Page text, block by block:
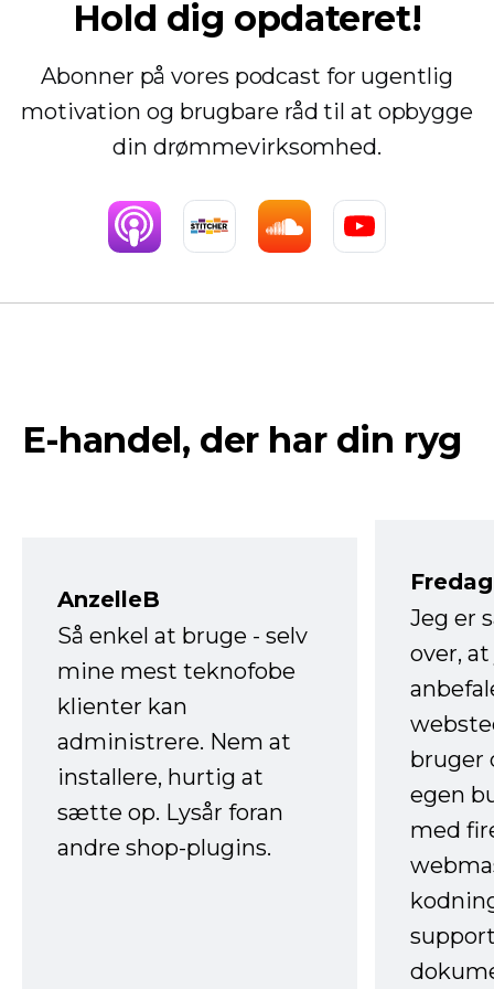
Hold dig opdateret!
Abonner på vores podcast for ugentlig
motivation og brugbare råd til at opbygge
din drømmevirksomhed.
E-handel, der har din ryg
AnzelleB
Så enkel at bruge - selv
mine mest teknofobe
klienter kan
administrere. Nem at
installere, hurtig at
sætte op. Lysår foran
andre shop-plugins.
Jeg er
over,
bruger
egen
med